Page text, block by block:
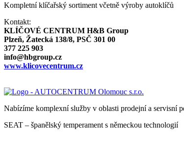
Kompletní klíčařský sortiment včetně výroby autoklíčů
Kontakt:
KLÍČOVÉ CENTRUM H&B Group
Plzeň, Žatecká 138/8, PSČ 301 00
377 225 903
info@hbgroup.cz
www.klicovecentrum.cz
Nabízíme komplexní služby v oblasti prodejní a servisní
SEAT – španělský temperament s německou technologií